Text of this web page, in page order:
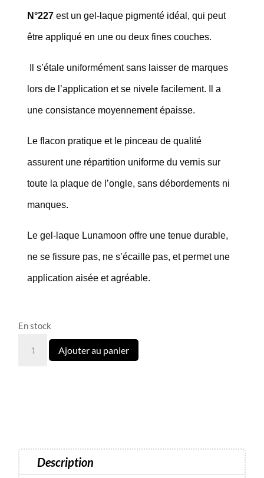
N°227 est un gel-laque pigmenté idéal, qui peut
être appliqué en une ou deux fines couches.
Il s’étale uniformément sans laisser de marques
lors de l’application et se nivele facilement. Il a
une consistance moyennement épaisse.
Le flacon pratique et le pinceau de qualité
assurent une répartition uniforme du vernis sur
toute la plaque de l’ongle, sans débordements ni
manques.
Le gel-laque Lunamoon offre une tenue durable,
ne se fissure pas, ne s’écaille pas, et permet une
application aisée et agréable.
En stock
quantité
Color
-
Ajouter au panier
Description